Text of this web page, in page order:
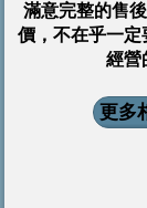
滿意完整的售
價，不在乎一定
經營
更多